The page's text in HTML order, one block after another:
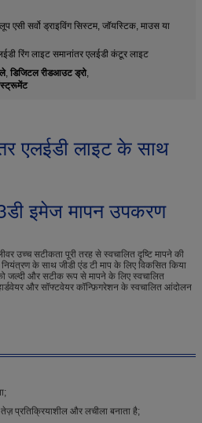
एसी सर्वो ड्राइविंग सिस्टम, जॉयस्टिक, माउस या
रिंग लाइट समानांतर एलईडी कंटूर लाइट
, डिजिटल रीडआउट ड्रो,
एलईडी लाइट के साथ
इमेज मापन उपकरण
उच्च सटीकता पूरी तरह से स्वचालित दृष्टि मापने की
के साथ जीडी एंड टी माप के लिए विकसित किया
जल्दी और सटीक रूप से मापने के लिए स्वचालित
और सॉफ्टवेयर कॉन्फ़िगरेशन के स्वचालित आंदोलन
प्रतिक्रियाशील और लचीला बनाता है;